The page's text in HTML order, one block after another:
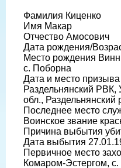
Фамилия Киценко
Имя Макар
Отчество Амосович
Дата рождения/
Место рождения
с. Поборна
Дата и место
Раздельнянский РВК,
обл., Раздельнянский
Последнее место
Воинское звание
Причина выбытия
Дата выбытия
Первичное место
Комаром-Эстергом,